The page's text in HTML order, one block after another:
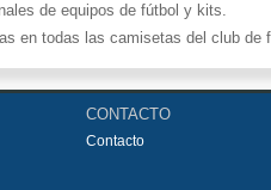
de equipos de fútbol y kits.
en todas las camisetas del club de
partir de €15.5. Diseños de fútbol
CONTACTO
Contacto